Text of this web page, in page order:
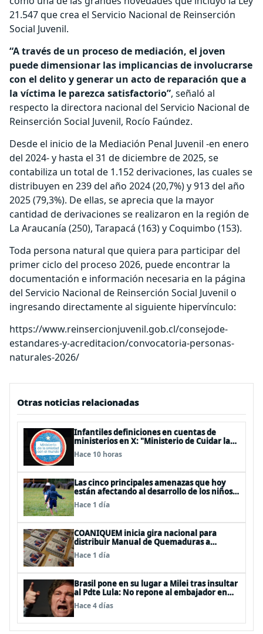
21.547 que crea el Servicio Nacional de Reinserción
Social Juvenil.
“A través de un proceso de mediación, el joven
puede dimensionar las implicancias de involucrarse
con el delito y generar un acto de reparación que a
la víctima le parezca satisfactorio”, señaló al
respecto la directora nacional del Servicio Nacional de
Reinserción Social Juvenil, Rocío Faúndez.
Desde el inicio de la Mediación Penal Juvenil -en enero
del 2024- y hasta el 31 de diciembre de 2025, se
contabiliza un total de 1.152 derivaciones, las cuales se
distribuyen en 239 del año 2024 (20,7%) y 913 del año
2025 (79,3%). De ellas, se aprecia que la mayor
cantidad de derivaciones se realizaron en la región de
La Araucanía (250), Tarapacá (163) y Coquimbo (153).
Toda persona natural que quiera para participar del
primer ciclo del proceso 2026, puede encontrar la
documentación e información necesaria en la página
del Servicio Nacional de Reinserción Social Juvenil o
ingresando directamente al siguiente hipervínculo:
https://www.reinsercionjuvenil.gob.cl/consejode-
estandares-y-acreditacion/convocatoria-personas-
naturales-2026/
Otras noticias relacionadas
Infantiles definiciones en cuentas de
ministerios en X: "Ministerio de Cuidar la
Plata", "Ministerio de la amistad..."
Hace 10 horas
Las cinco principales amenazas que hoy
están afectando al desarrollo de los niños
en Chile
Hace 1 día
COANIQUEM inicia gira nacional para
distribuir Manual de Quemaduras a
profesionales de la salud
Hace 1 día
Brasil pone en su lugar a Milei tras insultar
al Pdte Lula: No repone al embajador en
BBSS y rebaja la relación bilateral
Hace 4 días